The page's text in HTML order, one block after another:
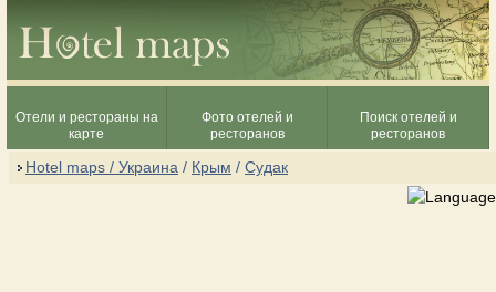
Отели и рестораны на
карте
Фото отелей и
ресторанов
Поиск отелей и
ресторанов
Hotel maps / Украина / Крым / Судак